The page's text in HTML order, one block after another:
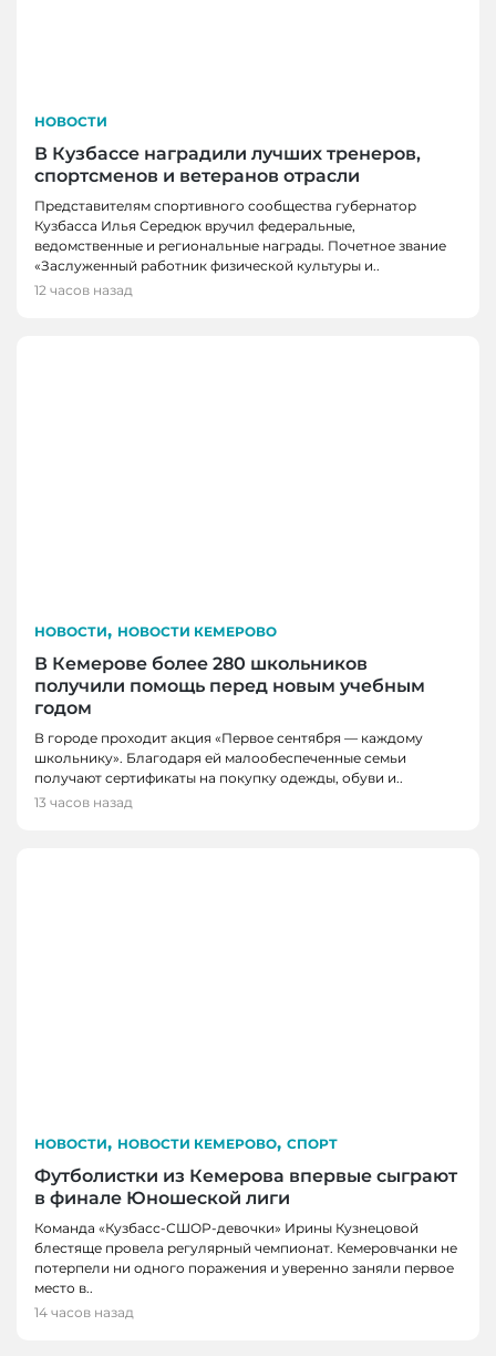
НОВОСТИ
В Кузбассе наградили лучших тренеров,
спортсменов и ветеранов отрасли
Представителям спортивного сообщества губернатор
Кузбасса Илья Середюк вручил федеральные,
ведомственные и региональные награды. Почетное звание
«Заслуженный работник физической культуры и..
12 часов назад
НОВОСТИ, НОВОСТИ КЕМЕРОВО
В Кемерове более 280 школьников
получили помощь перед новым учебным
годом
В городе проходит акция «Первое сентября — каждому
школьнику». Благодаря ей малообеспеченные семьи
получают сертификаты на покупку одежды, обуви и..
13 часов назад
НОВОСТИ, НОВОСТИ КЕМЕРОВО, СПОРТ
Футболистки из Кемерова впервые сыграют
в финале Юношеской лиги
Команда «Кузбасс-СШОР-девочки» Ирины Кузнецовой
блестяще провела регулярный чемпионат. Кемеровчанки не
потерпели ни одного поражения и уверенно заняли первое
место в..
14 часов назад
НОВОСТИ
В Кузбассе школы здоровья посетили более
НОВОСТИ